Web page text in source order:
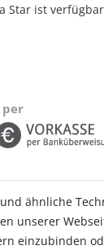
Star ist
per
ähnliche
unserer
einzubinden